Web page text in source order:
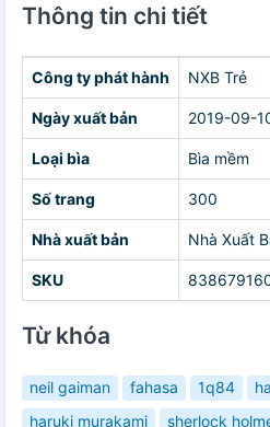
Thông tin chi tiết
Công ty phát hành NXB Trẻ
Ngày xuất bản 2019-09-
Loại bìa Bìa mềm
Số trang 300
Nhà xuất bản Nhà Xuất
SKU
Từ khóa
neil gaiman fahasa 1q84
haruki murakami
sherlock